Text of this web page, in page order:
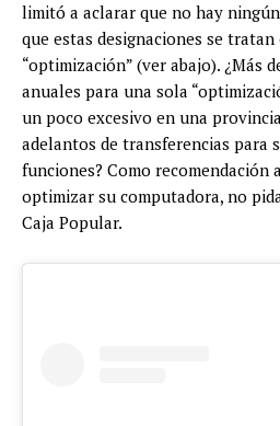
limitó a aclarar que no hay
que estas designaciones se
“optimización” (ver abajo). ¿Más
anuales para una sola
un poco excesivo en una
adelantos de transferencias para
funciones? Como recomendación
optimizar su computadora, no
Caja Popular.